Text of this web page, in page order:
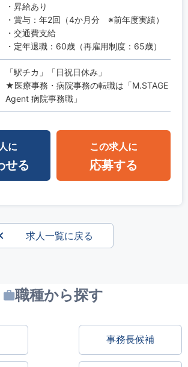
・昇給あり
・賞与：年2回（4か月分 ※前年度実績）
・交通費支給
・定年退職：60歳（再雇用制度：65歳）
「駅チカ」「日祝日休み」
★医療事務・病院事務の転職は「M.STAGE
Agent 病院事務職」
に
せる
この求人に
応募する
求人一覧に戻る
職種から探す
事務長候補